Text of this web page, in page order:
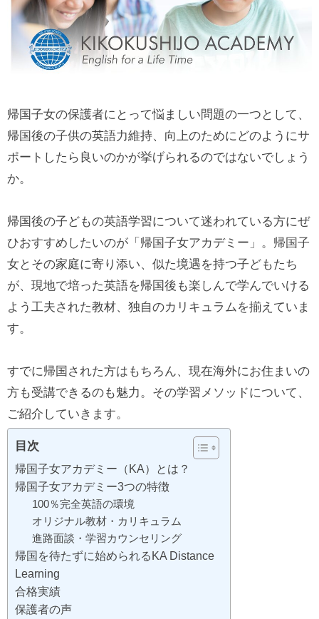
帰国子女の保護者にとって悩ましい問題の一つとして、
帰国後の子供の英語力維持、向上のためにどのようにサ
ポートしたら良いのかが挙げられるのではないでしょう
か。
帰国後の子どもの英語学習について迷われている方にぜ
ひおすすめしたいのが「帰国子女アカデミー」。帰国子
女とその家庭に寄り添い、似た境遇を持つ子どもたち
が、現地で培った英語を帰国後も楽しんで学んでいける
よう工夫された教材、独自のカリキュラムを揃えていま
す。
すでに帰国された方はもちろん、現在海外にお住まいの
方も受講できるのも魅力。その学習メソッドについて、
ご紹介していきます。
目次
帰国子女アカデミー（KA）とは？
帰国子女アカデミー3つの特徴
100％完全英語の環境
オリジナル教材・カリキュラム
進路面談・学習カウンセリング
帰国を待たずに始められるKA Distance
Learning
合格実績
保護者の声